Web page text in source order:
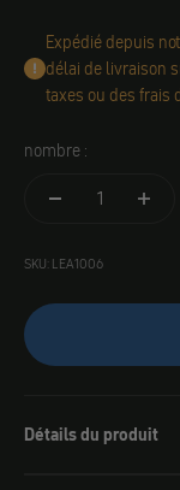
Expédié depuis
délai de livraison
taxes ou des frais
nombre :
SKU: LEA1006
Détails du produit